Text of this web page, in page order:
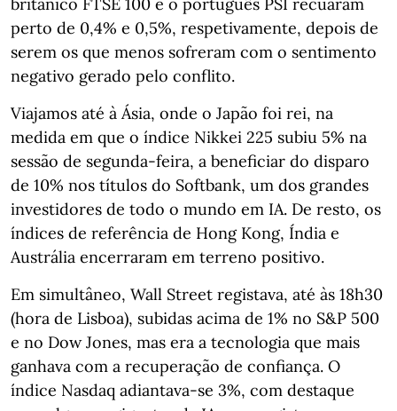
perto de 0,4% e 0,5%, respetivamente, depois de
serem os que menos sofreram com o sentimento
negativo gerado pelo conflito.
Viajamos até à Ásia, onde o Japão foi rei, na
medida em que o índice Nikkei 225 subiu 5% na
sessão de segunda-feira, a beneficiar do disparo
de 10% nos títulos do Softbank, um dos grandes
investidores de todo o mundo em IA. De resto, os
índices de referência de Hong Kong, Índia e
Austrália encerraram em terreno positivo.
Em simultâneo, Wall Street registava, até às 18h30
(hora de Lisboa), subidas acima de 1% no S&P 500
e no Dow Jones, mas era a tecnologia que mais
ganhava com a recuperação de confiança. O
índice Nasdaq adiantava-se 3%, com destaque